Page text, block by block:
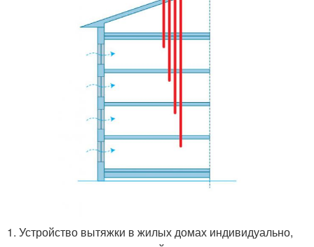
1. Устройство вытяжки в жилых домах индивидуально,